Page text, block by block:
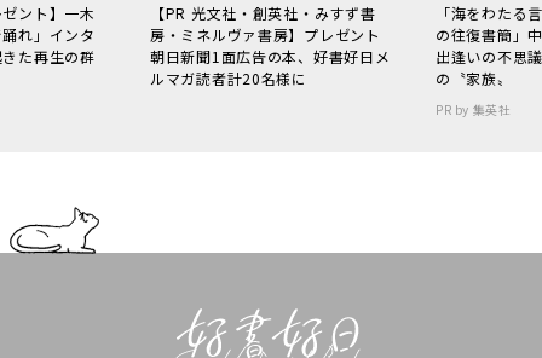
ント】一木
れ」インタ
た再生の群
【PR 光文社・創英社・みすず書
房・ミネルヴァ書房】プレゼント
朝日新聞1面広告の本、好書好日メ
ルマガ読者計20名様に
「海をわた
の往復書簡」
出逢いの不思
の〝家族〟
PR by 集英社